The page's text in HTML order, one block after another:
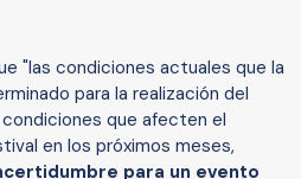
"las condiciones actuales que la
para la realización del
que afecten el
en los próximos meses,
para un evento